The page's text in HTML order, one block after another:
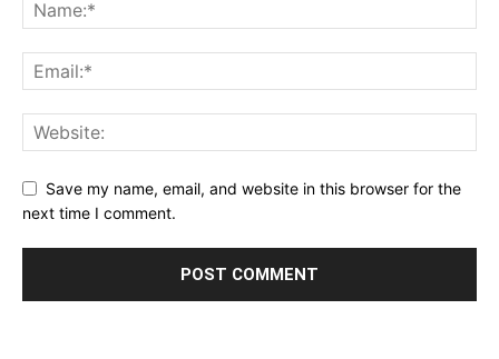
Save my name, email, and website in this browser for the
next time I comment.